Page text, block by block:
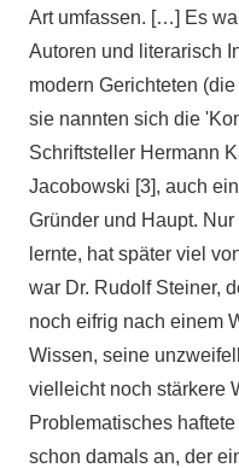
Art umfassen. […] Es
Autoren und literarisch
modern Gerichteten
sie nannten sich die
Schriftsteller Hermann
Jacobowski [3], auch
Gründer und Haupt.
lernte, hat später viel
war Dr. Rudolf Steiner,
noch eifrig nach einem
Wissen, seine
vielleicht noch stärkere
Problematisches
schon damals an, der